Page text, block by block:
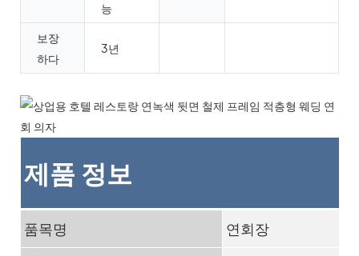
능
보장
하다
3년
제품 정보
품목명 연회장